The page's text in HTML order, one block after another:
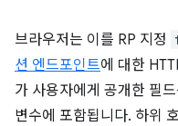
브라우저는 이를 RP 지정
션 엔드포인트에 대한
가 사용자에게 공개한 필
변수에 포함됩니다. 하위